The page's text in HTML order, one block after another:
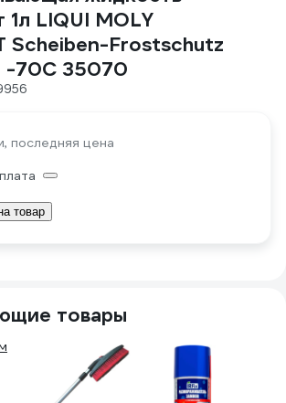
1л LIQUI MOLY
Scheiben-Frostschutz
-70С 35070
последняя цена
товар
товары